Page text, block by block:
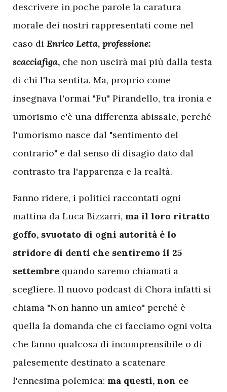
descrivere in poche parole la caratura
morale dei nostri rappresentati come nel
caso di Enrico Letta, professione:
scacciafiga, che non uscirà mai più dalla testa
di chi l'ha sentita. Ma, proprio come
insegnava l'ormai "Fu" Pirandello, tra ironia e
umorismo c'è una differenza abissale, perché
l'umorismo nasce dal "sentimento del
contrario" e dal senso di disagio dato dal
contrasto tra l'apparenza e la realtà.
Fanno ridere, i politici raccontati ogni
mattina da Luca Bizzarri, ma il loro ritratto
goffo, svuotato di ogni autorità è lo
stridore di denti che sentiremo il 25
settembre quando saremo chiamati a
scegliere. Il nuovo podcast di Chora infatti si
chiama "Non hanno un amico" perché è
quella la domanda che ci facciamo ogni volta
che fanno qualcosa di incomprensibile o di
palesemente destinato a scatenare
l'ennesima polemica: ma questi, non ce